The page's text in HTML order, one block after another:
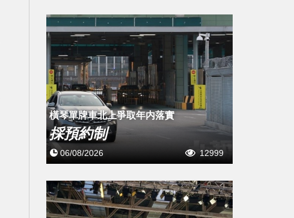
橫琴單牌車北上爭取年内落實
採預約制
06/08/2026 12999